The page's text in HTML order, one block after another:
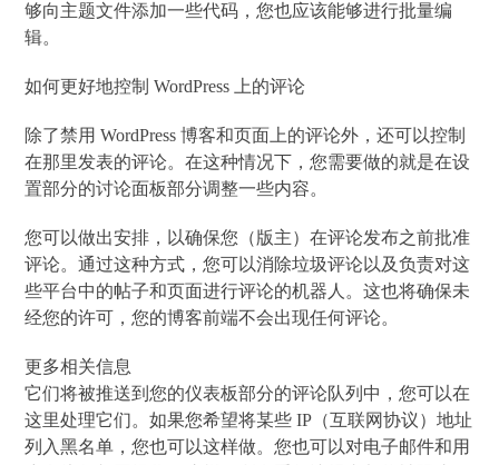
够向主题文件添加一些代码，您也应该能够进行批量编
辑。
如何更好地控制 WordPress 上的评论
除了禁用 WordPress 博客和页面上的评论外，还可以控制
在那里发表的评论。在这种情况下，您需要做的就是在设
置部分的讨论面板部分调整一些内容。
您可以做出安排，以确保您（版主）在评论发布之前批准
评论。通过这种方式，您可以消除垃圾评论以及负责对这
些平台中的帖子和页面进行评论的机器人。这也将确保未
经您的许可，您的博客前端不会出现任何评论。
更多相关信息
它们将被推送到您的仪表板部分的评论队列中，您可以在
这里处理它们。如果您希望将某些 IP（互联网协议）地址
列入黑名单，您也可以这样做。您也可以对电子邮件和用